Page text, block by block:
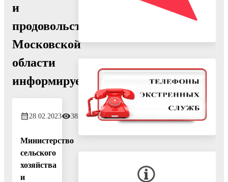
и
продовольствия
Московской
области
информирует
28.02.2023 383
Министерство
сельского
хозяйства
и